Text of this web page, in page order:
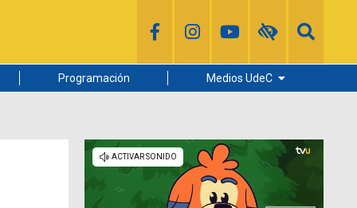
Programación Medios UdeC
Radio UdeC
Noticias UdeC
La Discusión